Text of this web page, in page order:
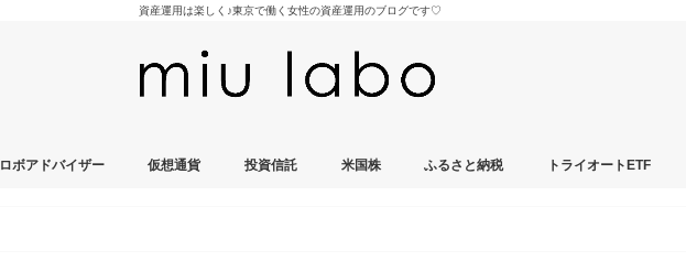
資産運用は楽しく♪東京で働く女性の資産運用のブログです♡
ロボアドバイザー 仮想通貨 投資信託 米国株 ふるさと納税 トライオートETF